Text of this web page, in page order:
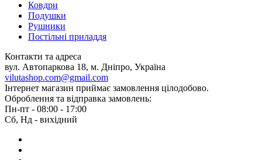
Ковдри
Подушки
Рушники
Постільні приладдя
Контакти та адреса
вул. Автопаркова 18, м. Дніпро, Україна
vilutashop.com@gmail.com
Інтернет магазин приймає замовлення цілодобово.
Оброблення та відправка замовлень:
Пн-пт - 08:00 - 17:00
Сб, Нд - вихідний